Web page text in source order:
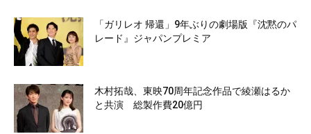
「ガリレオ 帰還」9年ぶりの劇場版『沈黙のパ
レード』ジャパンプレミア
木村拓哉、東映70周年記念作品で綾瀬はるか
と共演 総製作費20億円